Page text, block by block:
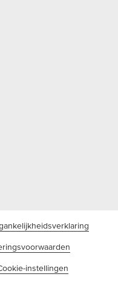
instellingen